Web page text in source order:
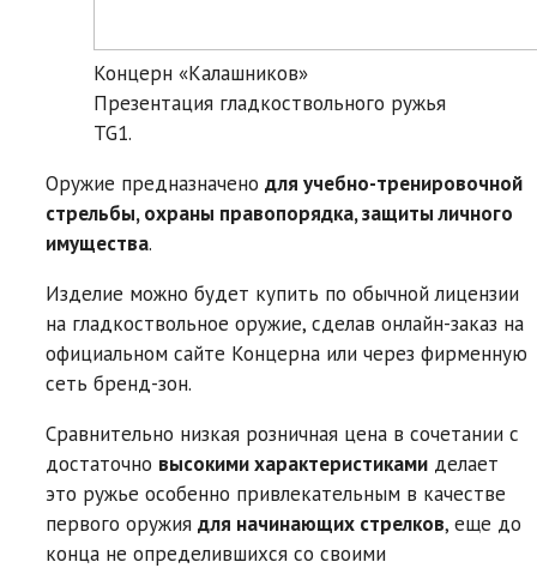
Концерн «Калашников»
Презентация гладкоствольного ружья
TG1.
Оружие предназначено для учебно-тренировочной
стрельбы, охраны правопорядка, защиты личного
имущества.
Изделие можно будет купить по обычной лицензии
на гладкоствольное оружие, сделав онлайн-заказ на
официальном сайте Концерна или через фирменную
сеть бренд-зон.
Сравнительно низкая розничная цена в сочетании с
достаточно высокими характеристиками делает
это ружье особенно привлекательным в качестве
первого оружия для начинающих стрелков, еще до
конца не определившихся со своими